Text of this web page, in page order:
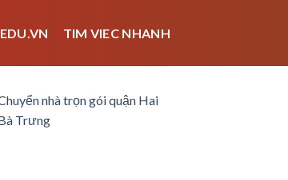
TIM VIEC NHANH
nhà trọn gói quận Hai
Trưng